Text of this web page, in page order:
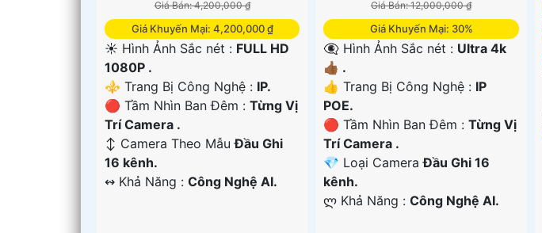
Giá Bán: 4,200,000 ₫
Giá Khuyến Mại: 4,200,000 ₫
☀️ Hình Ảnh Sắc nét : FULL HD
1080P .
⚜️ Trang Bị Công Nghệ : IP.
🔴 Tầm Nhìn Ban Đêm : Từng Vị
Trí Camera .
↕️ Camera Theo MẫuĐầu Ghi
16 kênh.
️↭ Khả Năng : Công Nghệ AI.
Giá Bán: 12,000,000 ₫
Giá Khuyến Mại: 30%
👁️‍🗨 Hình Ảnh Sắc nét : Ultra 4k
👍🏾 .
👍 Trang Bị Công Nghệ : IP
POE.
🔴 Tầm Nhìn Ban Đêm :Từng Vị
Trí Camera .
💎 Loại CameraĐầu Ghi 16
kênh.
️ლ Khả Năng :Công Nghệ AI.